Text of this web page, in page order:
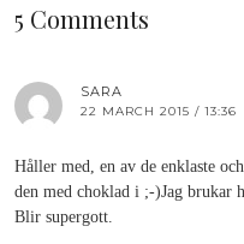
5 Comments
SARA
22 MARCH 2015 / 13:36
Håller med, en av de enklaste
den med choklad i ;-)Jag brukar
Blir supergott.